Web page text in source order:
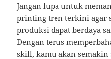
Jangan lupa untuk
printing tren terkini agar
produksi dapat berdaya
Dengan terus
skill, kamu akan semakin